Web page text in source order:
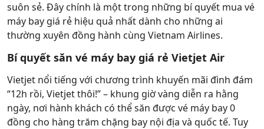
suôn sẻ. Đây chính là một trong những bí quyết mua vé
máy bay giá rẻ hiệu quả nhất dành cho những ai
thường xuyên đồng hành cùng Vietnam Airlines.
Bí quyết săn vé máy bay giá rẻ Vietjet Air
Vietjet nổi tiếng với chương trình khuyến mãi đình đám
“12h rồi, Vietjet thôi!” – khung giờ vàng diễn ra hằng
ngày, nơi hành khách có thể săn được vé máy bay 0
đồng cho hàng trăm chặng bay nội địa và quốc tế. Tuy